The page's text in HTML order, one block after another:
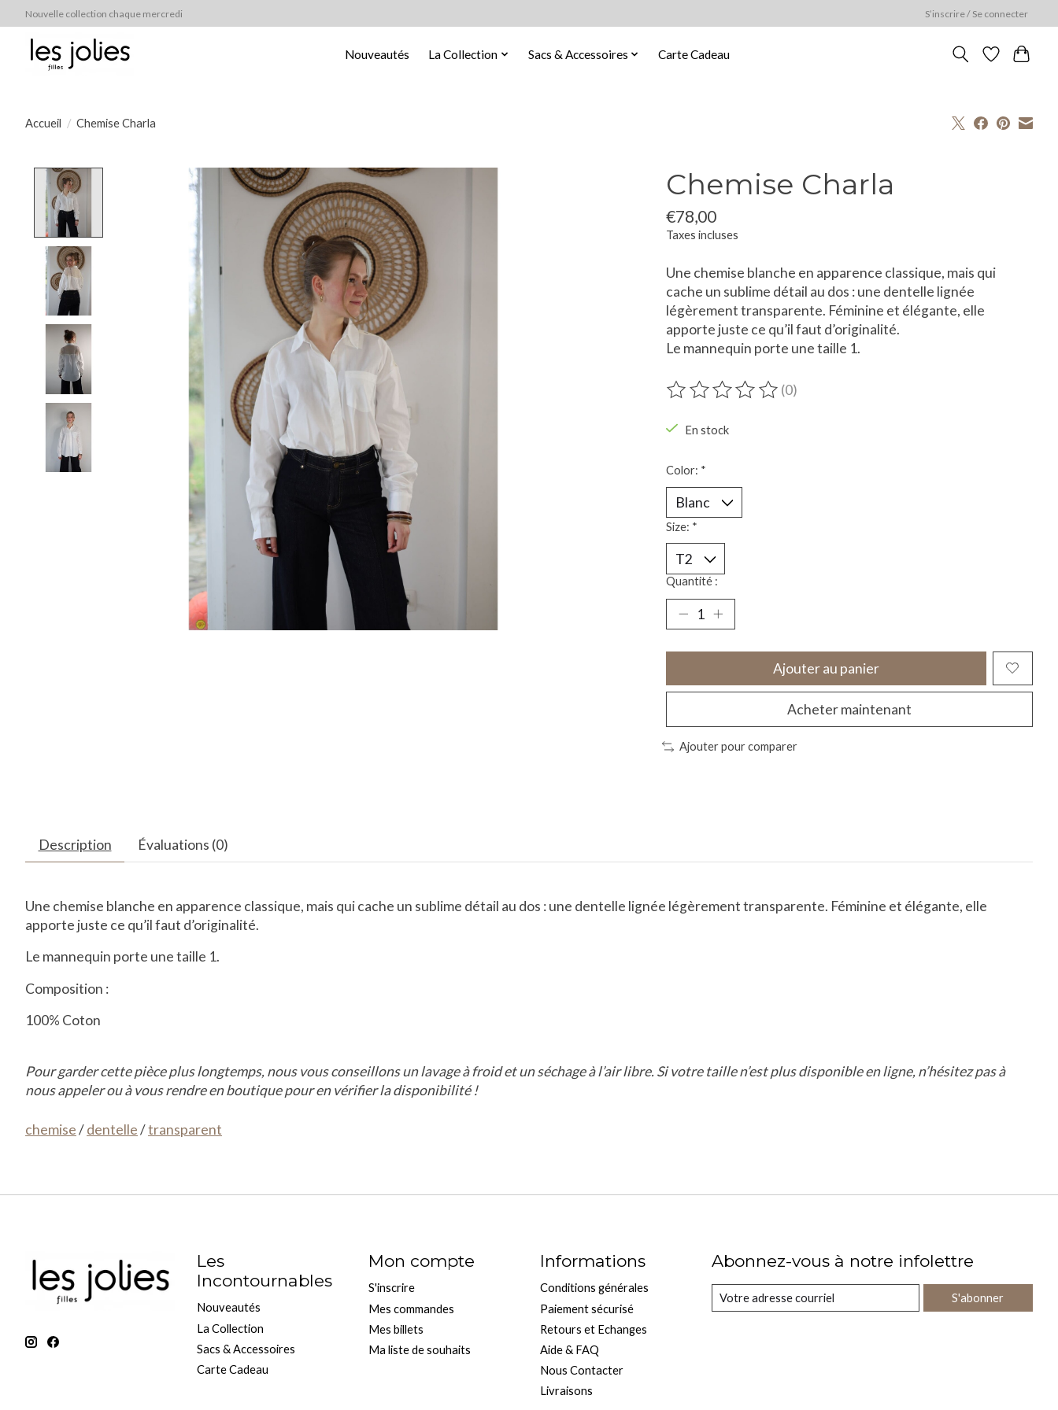
Nouvelle collection chaque mercredi S’inscrire / Se connecter
Nouveautés La Collection Sacs & Accessoires Carte Cadeau
Accueil / Chemise Charla
Product image slideshow Items Chemise Charla
€78,00
Taxes incluses
Une chemise blanche en apparence classique, mais qui
cache un sublime détail au dos : une dentelle lignée
légèrement transparente. Féminine et élégante, elle
apporte juste ce qu’il faut d’originalité.
Le mannequin porte une taille 1.
Ce produit est évalué à
(0)
En stock
Color: *
Size: *
Quantité :
Ajouter au panier
Acheter maintenant
Ajouter pour comparer
Description Évaluations (0)
Une chemise blanche en apparence classique, mais qui cache un sublime détail au dos : une dentelle lignée légèrement transparente. Féminine et élégante, elle
apporte juste ce qu’il faut d’originalité.
Le mannequin porte une taille 1.
Composition :
100% Coton
Pour garder cette pièce plus longtemps, nous vous conseillons un lavage à froid et un séchage à l’air libre. Si votre taille n’est plus disponible en ligne, n’hésitez pas à
nous appeler ou à vous rendre en boutique pour en vérifier la disponibilité !
chemise/dentelle/transparent
Les
Incontournables
Nouveautés
La Collection
Sacs & Accessoires
Carte Cadeau
Mon compte
S'inscrire
Mes commandes
Mes billets
Ma liste de souhaits
Informations
Conditions générales
Paiement sécurisé
Retours et Echanges
Aide & FAQ
Nous Contacter
Livraisons
Abonnez-vous à notre infolettre
S'abonner